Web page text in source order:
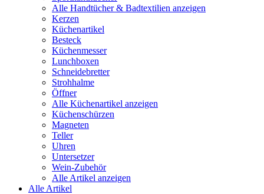
Alle Handtücher & Badtextilien anzeigen
Kerzen
Küchenartikel
Besteck
Küchenmesser
Lunchboxen
Schneidebretter
Strohhalme
Öffner
Alle Küchenartikel anzeigen
Küchenschürzen
Magneten
Teller
Uhren
Untersetzer
Wein-Zubehör
Alle Artikel anzeigen
Alle Artikel